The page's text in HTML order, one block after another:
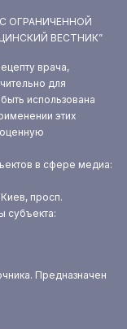
С ОГРАНИЧЕННОЙ
ВЕСТНИК”
врача,
для
использована
этих
в сфере медиа:
просп.
субъекта:
Предназначен